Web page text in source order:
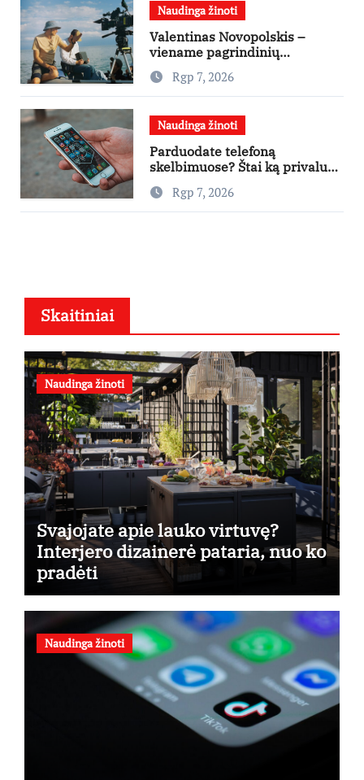
Naudinga žinoti
Valentinas Novopolskis –
viename pagrindinių
vaidmenų penkių šalių filme
„Nugalėtoja“: Lietuvos kino
teatruose – nuo rugpjūčio 7-
osios
Rgp 7, 2026
Naudinga žinoti
Parduodate telefoną
skelbimuose? Štai ką privalu
padaryti
Rgp 7, 2026
Skaitiniai
Naudinga žinoti
Svajojate apie lauko virtuvę?
Interjero dizainerė pataria, nuo ko
pradėti
Naudinga žinoti